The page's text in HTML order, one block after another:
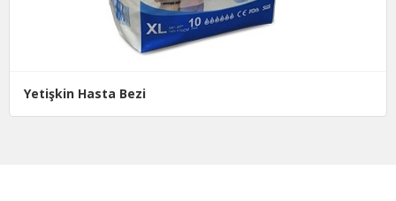
Yetişkin Hasta Bezi